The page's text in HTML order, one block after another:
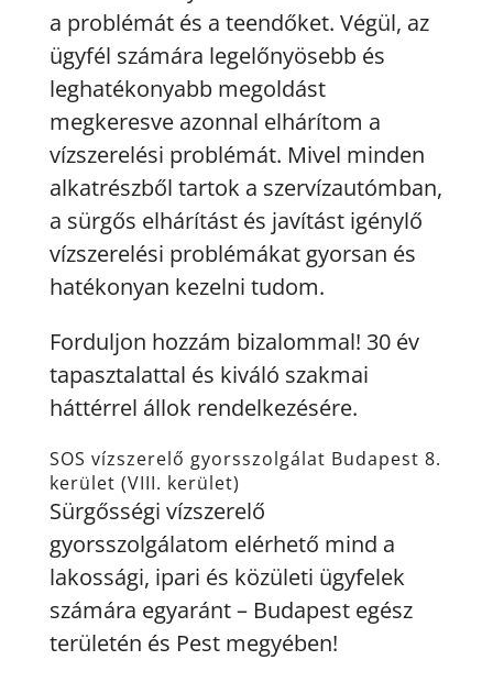
a problémát és a teendőket. Végül, az
ügyfél számára legelőnyösebb és
leghatékonyabb megoldást
megkeresve azonnal elhárítom a
vízszerelési problémát. Mivel minden
alkatrészből tartok a szervízautómban,
a sürgős elhárítást és javítást igénylő
vízszerelési problémákat gyorsan és
hatékonyan kezelni tudom.
Forduljon hozzám bizalommal! 30 év
tapasztalattal és kiváló szakmai
háttérrel állok rendelkezésére.
SOS vízszerelő gyorsszolgálat Budapest 8.
kerület (VIII. kerület)
Sürgősségi vízszerelő
gyorsszolgálatom elérhető mind a
lakossági, ipari és közületi ügyfelek
számára egyaránt – Budapest egész
területén és Pest megyében!